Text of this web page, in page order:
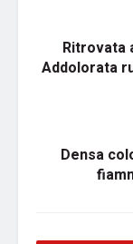
Ritrovata
Addolorata
Densa